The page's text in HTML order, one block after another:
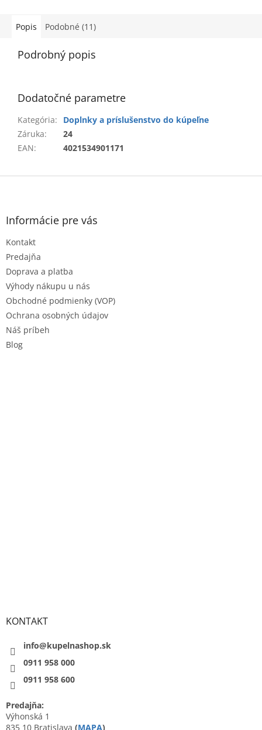
Popis Podobné (11)
Podrobný popis
Dodatočné parametre
Kategória:
Doplnky a príslušenstvo do kúpeľne
Záruka:
24
EAN: 4021534901171
Z
Informácie pre vás
Kontakt
Predajňa
Doprava a platba
Výhody nákupu u nás
Obchodné podmienky (VOP)
Ochrana osobných údajov
Náš príbeh
Blog
KONTAKT
info@kupelnashop.sk
0911 958 000
0911 958 600
Predajňa:
Výhonská 1
835 10 Bratislava (MAPA)